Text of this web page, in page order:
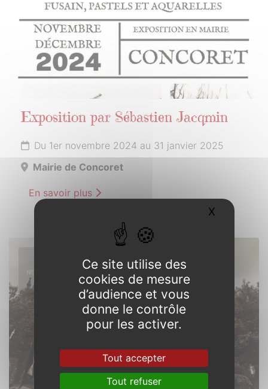
Exposition par Sébastien Jacqmin
Du 1er novembre 2024 au 31 janvier 2025
Mairie de Concoret
En savoir plus
Ce site utilise des
cookies de mesure
d’audience et vous
donne le contrôle
pour les activer.
Tout accepter
Tout refuser
X Masquer